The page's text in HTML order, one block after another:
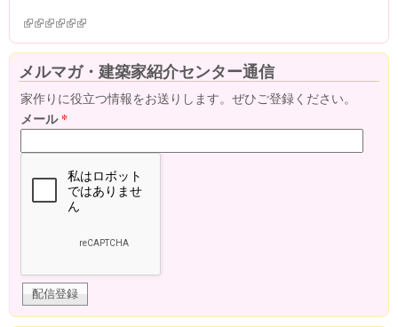
(link is external)
(link is external)
(link is external)
(link is external)
(link is external)
(link is external)
メルマガ・建築家紹介センター通信
家作りに役立つ情報をお送りします。ぜひご登録ください。
メール*